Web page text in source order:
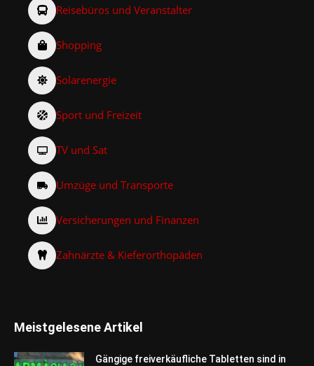
Reisebüros und Veranstalter
Shopping
Solarenergie
Sport und Freizeit
TV und Sat
Umzüge und Transporte
Versicherungen und Finanzen
Zahnärzte & Kieferorthopäden
Meistgelesene Artikel
Gängige freiverkäufliche Tabletten sind in